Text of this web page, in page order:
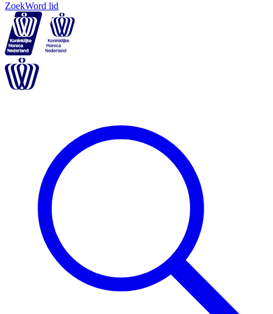
ZoekWord lid